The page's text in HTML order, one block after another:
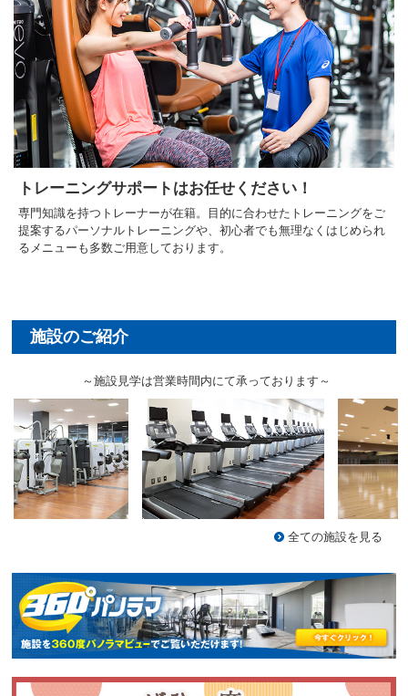
トレーニングサポートはお任せください！
専門知識を持つトレーナーが在籍。目的に合わせたトレーニングをご
提案するパーソナルトレーニングや、初心者でも無理なくはじめられ
るメニューも多数ご用意しております。
～施設見学は営業時間内にて承っております～
全ての施設を見る